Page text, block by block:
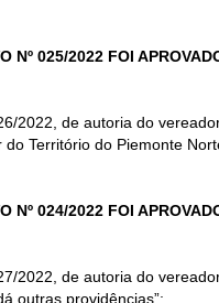
Nº 025/2022 FOI
2022, de autoria do
Território do Piemonte
Nº 024/2022 FOI
2022, de autoria do
outras providências”;